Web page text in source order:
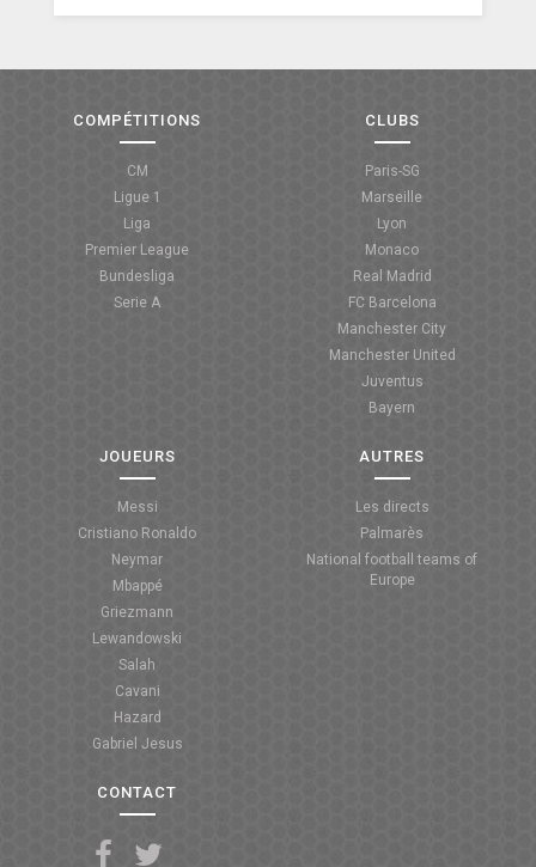
COMPÉTITIONS
CM
Ligue 1
Liga
Premier League
Bundesliga
Serie A
CLUBS
Paris-SG
Marseille
Lyon
Monaco
Real Madrid
FC Barcelona
Manchester City
Manchester United
Juventus
Bayern
JOUEURS
Messi
Cristiano Ronaldo
Neymar
Mbappé
Griezmann
Lewandowski
Salah
Cavani
Hazard
Gabriel Jesus
AUTRES
Les directs
Palmarès
National football teams of
Europe
CONTACT